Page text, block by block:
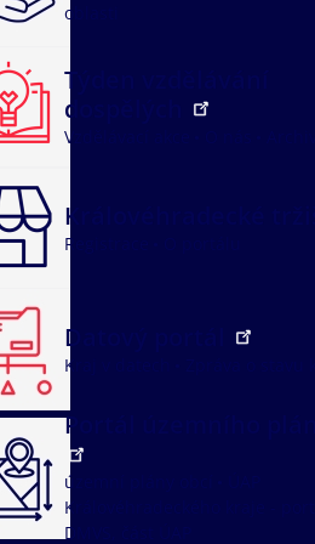
oblasti
Týden vzdělávání
dospělých
Vzdělávací akce
Královéhradecké
Registrace
Datový portál
Kraj v datech
Portál územního
územní plány obcí
Královéhradeckého kraje -
DMVS, část ÚAP